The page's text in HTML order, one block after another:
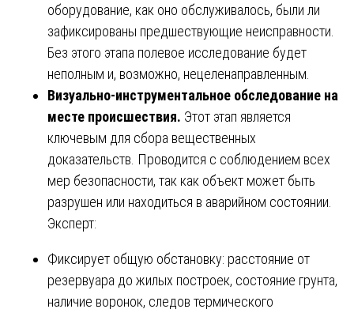
оборудование, как оно обслуживалось, были ли
зафиксированы предшествующие неисправности.
Без этого этапа полевое исследование будет
неполным и, возможно, нецеленаправленным.
Визуально-инструментальное обследование на
месте происшествия. Этот этап является
ключевым для сбора вещественных
доказательств. Проводится с соблюдением всех
мер безопасности, так как объект может быть
разрушен или находиться в аварийном состоянии.
Эксперт:
Фиксирует общую обстановку: расстояние от
резервуара до жилых построек, состояние грунта,
наличие воронок, следов термического